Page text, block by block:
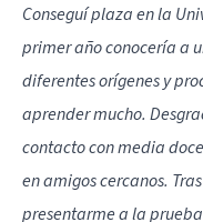
Conseguí plaza en la
primer año conocería a
diferentes orígenes y
aprender mucho.
contacto con media
en amigos cercanos.
presentarme a la